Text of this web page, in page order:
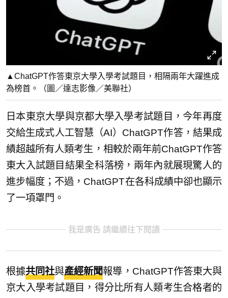
▲ChatGPT作答東京大學入學考試題目，相隔兩年大躍進成
為榜首。（圖／達志影像／美聯社）
日本東京大學與京都大學入學考試題目，今年再度
交給生成式人工智慧（AI）ChatGPT作答，結果成
績超越所有人類考生，相較於兩年前ChatGPT作答
東大入試題目結果全科落榜，兩年內就展現驚人的
進步幅度；不過，ChatGPT在各科成績中卻也顯示
了一項罩門。
我是廣告 請繼續往下閱讀
根據共同社與產經新聞報導，ChatGPT作答東大與
京大入學考試題目，得分比所有人類考生合格者的